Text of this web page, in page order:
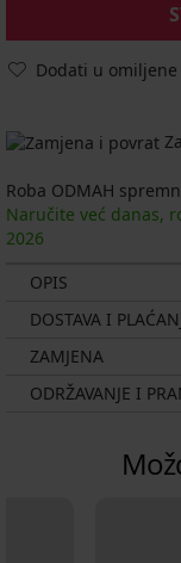
Dodati u omiljene
Roba ODMAH
Naručite već danas,
2026
OPIS
DOSTAVA I
ZAMJENA
ODRŽAVANJE I